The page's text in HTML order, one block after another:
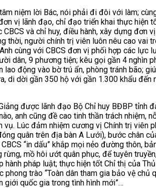
niệm lời Bác, nói phải đi đôi với làm;
vị lãnh đạo, chỉ đạo triển khai thực hiện
CBCS và chỉ huy, điều hành, xây dựng đơn
thời, người chính trị viên luôn nêu cao vai
cùng với CBCS đơn vị phối hợp các lực
dân, 9 phương tiện; kêu gọi gần 4 nghìn
lao động vào bờ trú ẩn, phòng tránh bão;
di dời gần 350 hộ với gần 1.300 khẩu đến
được lãnh đạo Bộ Chỉ huy BĐBP tỉnh
anh cũng đề cao tinh thần trách nhiệm,
vụ. Lúc đảm nhiệm cương vị Chính trị viên
quân trên địa bàn A Lưới), bước chân
“in dấu” khắp mọi nẻo đường thôn,
mồ hôi ướt quân phục, để tuyên
hành pháp luật; thực hiện tốt Chỉ thị của
phong trào “Toàn dân tham gia bảo vệ chủ
giới quốc gia trong tình hình mới”…